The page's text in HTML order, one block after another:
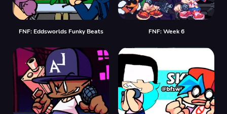
FNF: Eddsworlds Funky Beats FNF: Week 6